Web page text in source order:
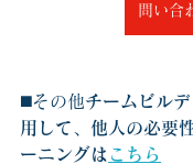
問い合
◼️その他チームビル
用して、他人の必要
ーニングは こちら